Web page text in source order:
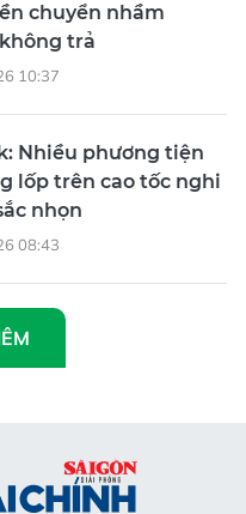
chuyển nhầm
trả
10:37
Nhiều phương tiện
lốp trên cao tốc nghi
nhọn
08:43